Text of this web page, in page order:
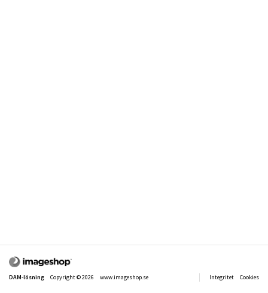
DAM-lösning Copyright © 2026 www.imageshop.se Integritet Cookies